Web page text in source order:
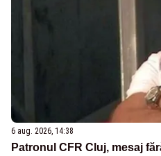
6 aug. 2026, 14:38
Patronul CFR Cluj, mesaj